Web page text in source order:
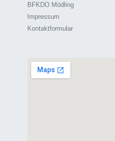
BFKDO Mödling
Impressum
Kontaktformular